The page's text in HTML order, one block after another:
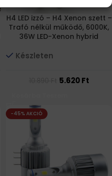
H4 LED izzó – H4 Xenon szett –
Trafó nélkül működő, 6000K,
36W LED-Xenon hybrid
Készleten
5.620Ft
-45% AKCIÓ